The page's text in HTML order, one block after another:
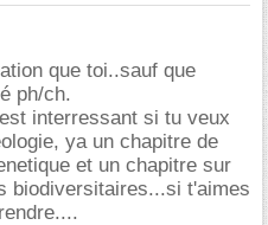
que toi..sauf que
ph/ch.
interressant si tu veux
ya un chapitre de
et un chapitre sur
biodiversitaires...si t'aimes